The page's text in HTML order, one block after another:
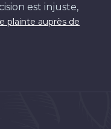
est injuste,
plainte auprès de